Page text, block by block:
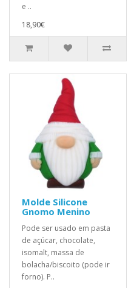
e ..
18,90€
Molde Silicone
Gnomo Menino
Pode ser usado em pasta
de açúcar, chocolate,
isomalt, massa de
bolacha/biscoito (pode ir
forno). P..